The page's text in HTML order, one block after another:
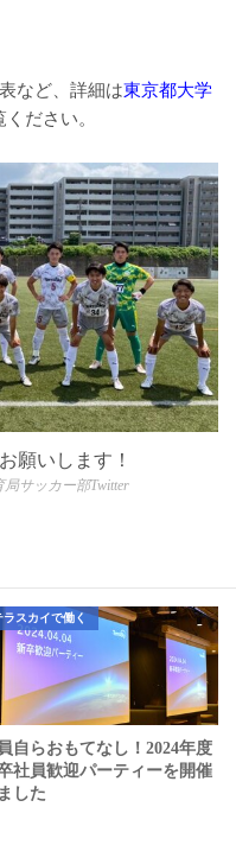
など、詳細は東京都大学
ください。
願いします！
サッカー部Twitter
ラスカイで働く
自らおもてなし！2024年度
社員歓迎パーティーを開催
した